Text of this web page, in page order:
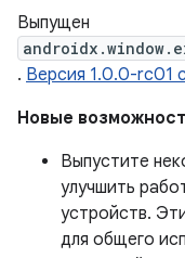
Выпущен
. Версия 1.0.0-rc01
Новые
Выпустите
улучшить
устройств.
для общего